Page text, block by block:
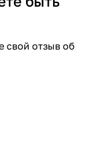
свой отзыв об